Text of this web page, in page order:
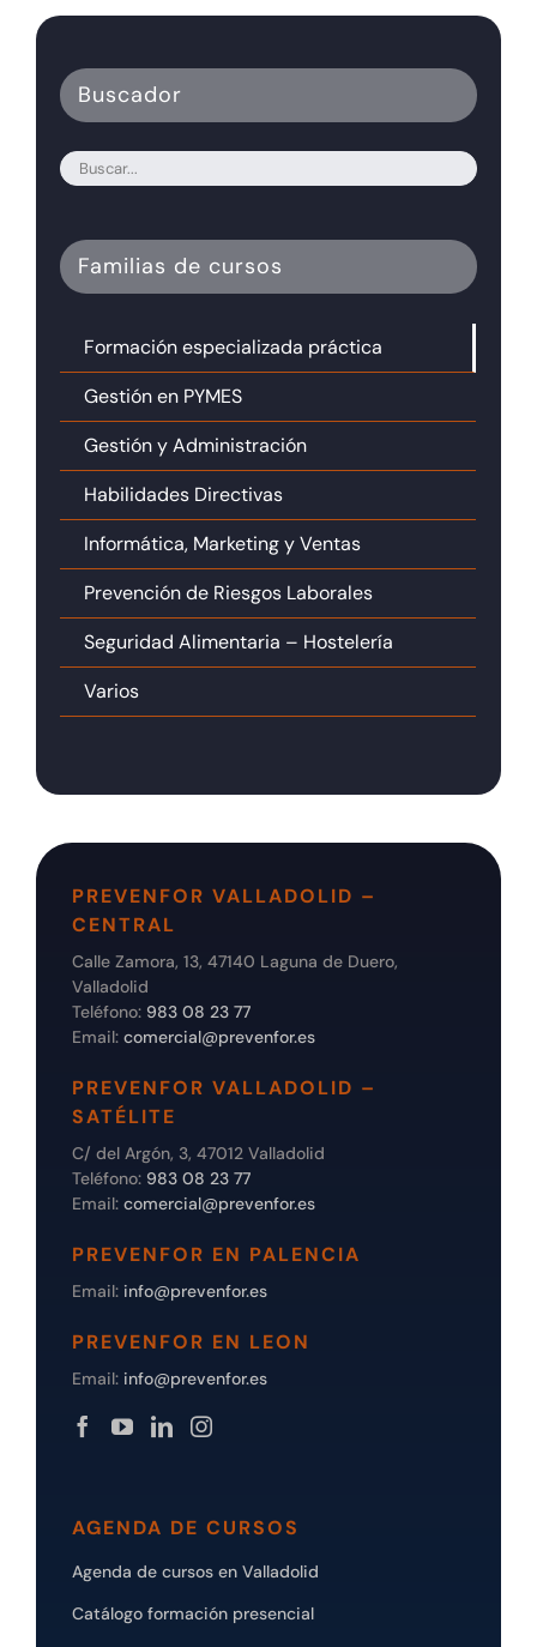
Buscador
Familias de cursos
Formación especializada práctica
Gestión en PYMES
Gestión y Administración
Habilidades Directivas
Informática, Marketing y Ventas
Prevención de Riesgos Laborales
Seguridad Alimentaria – Hostelería
Varios
PREVENFOR VALLADOLID –
CENTRAL
Calle Zamora, 13, 47140 Laguna de Duero,
Valladolid
Teléfono: 983 08 23 77
Email: comercial@prevenfor.es
PREVENFOR VALLADOLID –
SATÉLITE
C/ del Argón, 3, 47012 Valladolid
Teléfono: 983 08 23 77
Email: comercial@prevenfor.es
PREVENFOR EN PALENCIA
Email: info@prevenfor.es
PREVENFOR EN LEON
Email: info@prevenfor.es
AGENDA DE CURSOS
Agenda de cursos en Valladolid
Catálogo formación presencial